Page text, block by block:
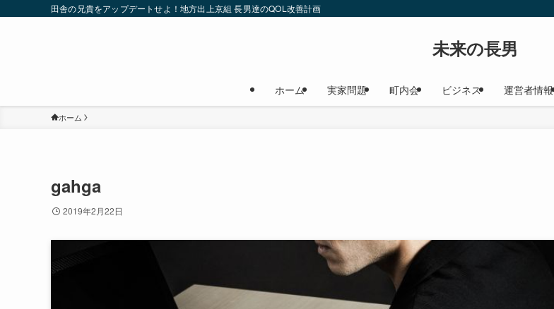
田舎の兄貴をアップデートせよ！地方出上京組 長男達のQOL改善計画
未来の長男
ホーム 実家問題 町内会 ビジネス 運営者情報
ホーム
gahga
2019年2月22日